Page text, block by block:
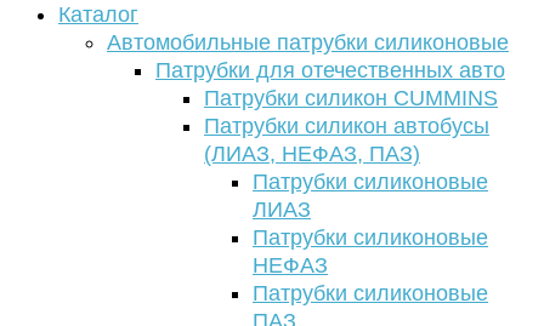
Каталог
Автомобильные патрубки силиконовые
Патрубки для отечественных авто
Патрубки силикон CUMMINS
Патрубки силикон автобусы
(ЛИАЗ, НЕФАЗ, ПАЗ)
Патрубки силиконовые
ЛИАЗ
Патрубки силиконовые
НЕФАЗ
Патрубки силиконовые
ПАЗ